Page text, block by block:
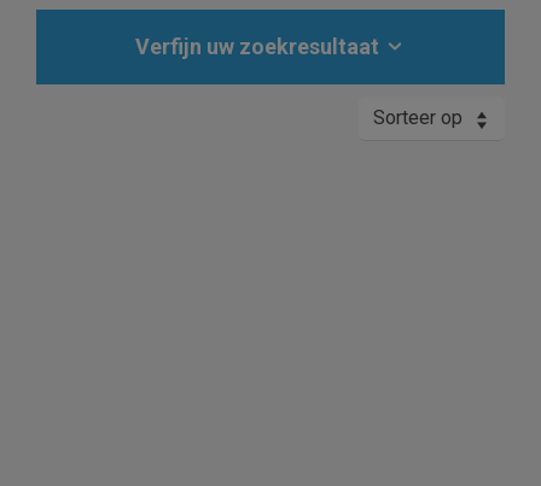
Verfijn uw zoekresultaat
Sorteer op